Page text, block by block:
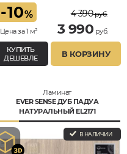
-10%
Цена за 1 м²
4 390руб.
3 990 руб.
КУПИТЬ
ДЕШЕВЛЕ
В КОРЗИНУ
Ламинат
EVER SENSE ДУБ ПАДУА
НАТУРАЛЬНЫЙ EL2171
В НАЛИЧИИ